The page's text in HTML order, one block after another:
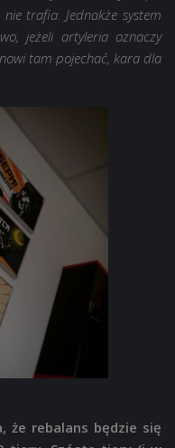
trafia. Jednakże system
jeżeli artyleria oznaczy
tam pojechać, kara dla
że rebalans będzie się